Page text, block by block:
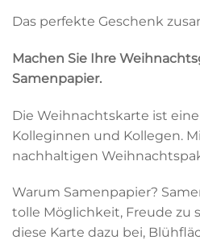
Das perfekte Geschenk
Machen Sie Ihre
Samenpapier.
Die Weihnachtskarte ist
Kolleginnen und Kollegen.
nachhaltigen
Warum Samenpapier?
tolle Möglichkeit, Freude zu
diese Karte dazu bei,